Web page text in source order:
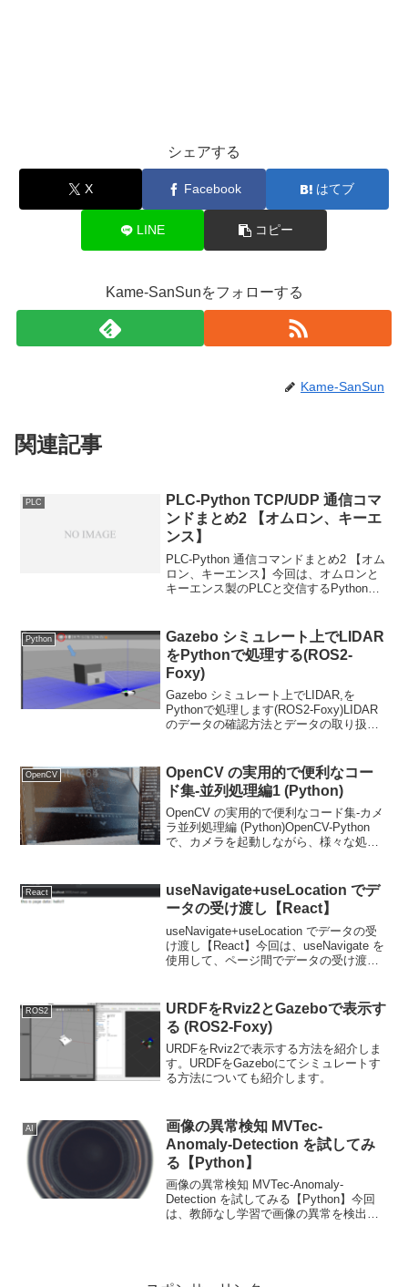
シェアする
X Facebook はてブ
LINE コピー
Kame-SanSunをフォローする
Kame-SanSun
関連記事
PLC
PLC-Python TCP/UDP 通信コマ
ンドまとめ2 【オムロン、キーエ
ンス】
PLC-Python 通信コマンドまとめ2 【オム
ロン、キーエンス】今回は、オムロンと
キーエンス製のPLCと交信するPythonプ
Python
Gazebo シミュレート上でLIDAR
をPythonで処理する(ROS2-
Foxy)
Gazebo シミュレート上でLIDAR,を
Pythonで処理します(ROS2-Foxy)LIDAR
のデータの確認方法とデータの取り扱い
OpenCV
OpenCV の実用的で便利なコー
ド集-並列処理編1 (Python)
OpenCV の実用的で便利なコード集-カメ
ラ並列処理編 (Python)OpenCV-Python
で、カメラを起動しながら、様々な処理
React
useNavigate+useLocation でデ
ータの受け渡し【React】
useNavigate+useLocation でデータの受
け渡し【React】今回は、useNavigate を
使用して、ページ間でデータの受け渡し
ROS2
URDFをRviz2とGazeboで表示す
る (ROS2-Foxy)
URDFをRviz2で表示する方法を紹介しま
す。URDFをGazeboにてシミュレートす
る方法についても紹介します。
AI
画像の異常検知 MVTec-
Anomaly-Detection を試してみ
る【Python】
画像の異常検知 MVTec-Anomaly-
Detection を試してみる【Python】今回
は、教師なし学習で画像の異常を検出す